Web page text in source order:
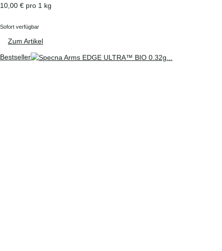
10,00 € pro 1 kg
Sofort verfügbar
Zum Artikel
Bestseller